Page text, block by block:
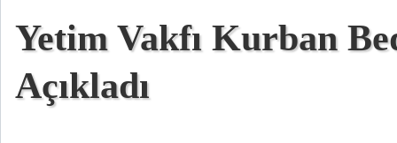
Yetim Vakfı Kurban
Açıkladı